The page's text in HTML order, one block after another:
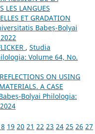
LES LANGUES
ET GRADATION
Babeș-Bolyai
, Studia
Volume 64, No.
REFLECTIONS ON USING
A CASE
Bolyai Philologia:
19 20 21 22 23 24 25 26 27